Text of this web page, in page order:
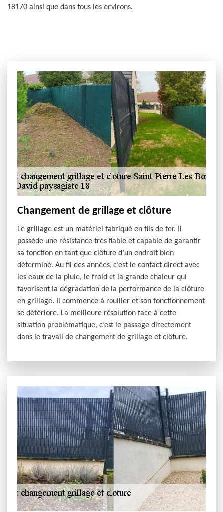
18170 ainsi que dans tous les environs.
Changement de grillage et clôture
Le grillage est un matériel fabriqué en fils de fer. Il
possède une résistance très fiable et capable de garantir
sa fonction en tant que clôture d’un endroit bien
déterminé. Au fil des années, c’est le contact direct avec
les eaux de la pluie, le froid et la grande chaleur qui
favorisent la dégradation de la performance de la clôture
en grillage. Il commence à rouiller et son fonctionnement
se détériore. La meilleure résolution face à cette
situation problématique, c’est le passage directement
dans le travail de changement de grillage et clôture.